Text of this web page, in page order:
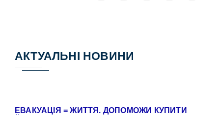
АКТУАЛЬНІ НОВИНИ
ЕВАКУАЦІЯ = ЖИТТЯ. ДОПОМОЖИ КУПИТИ